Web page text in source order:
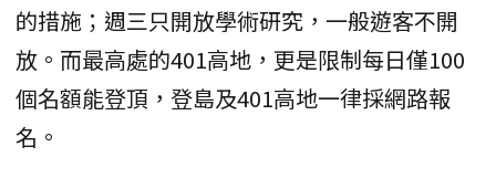
的措施；週三只開放學術研究，一般遊客不開
放。而最高處的401高地，更是限制每日僅100
個名額能登頂，登島及401高地一律採網路報
名。